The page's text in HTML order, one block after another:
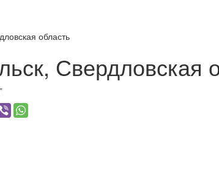
область
Свердловская